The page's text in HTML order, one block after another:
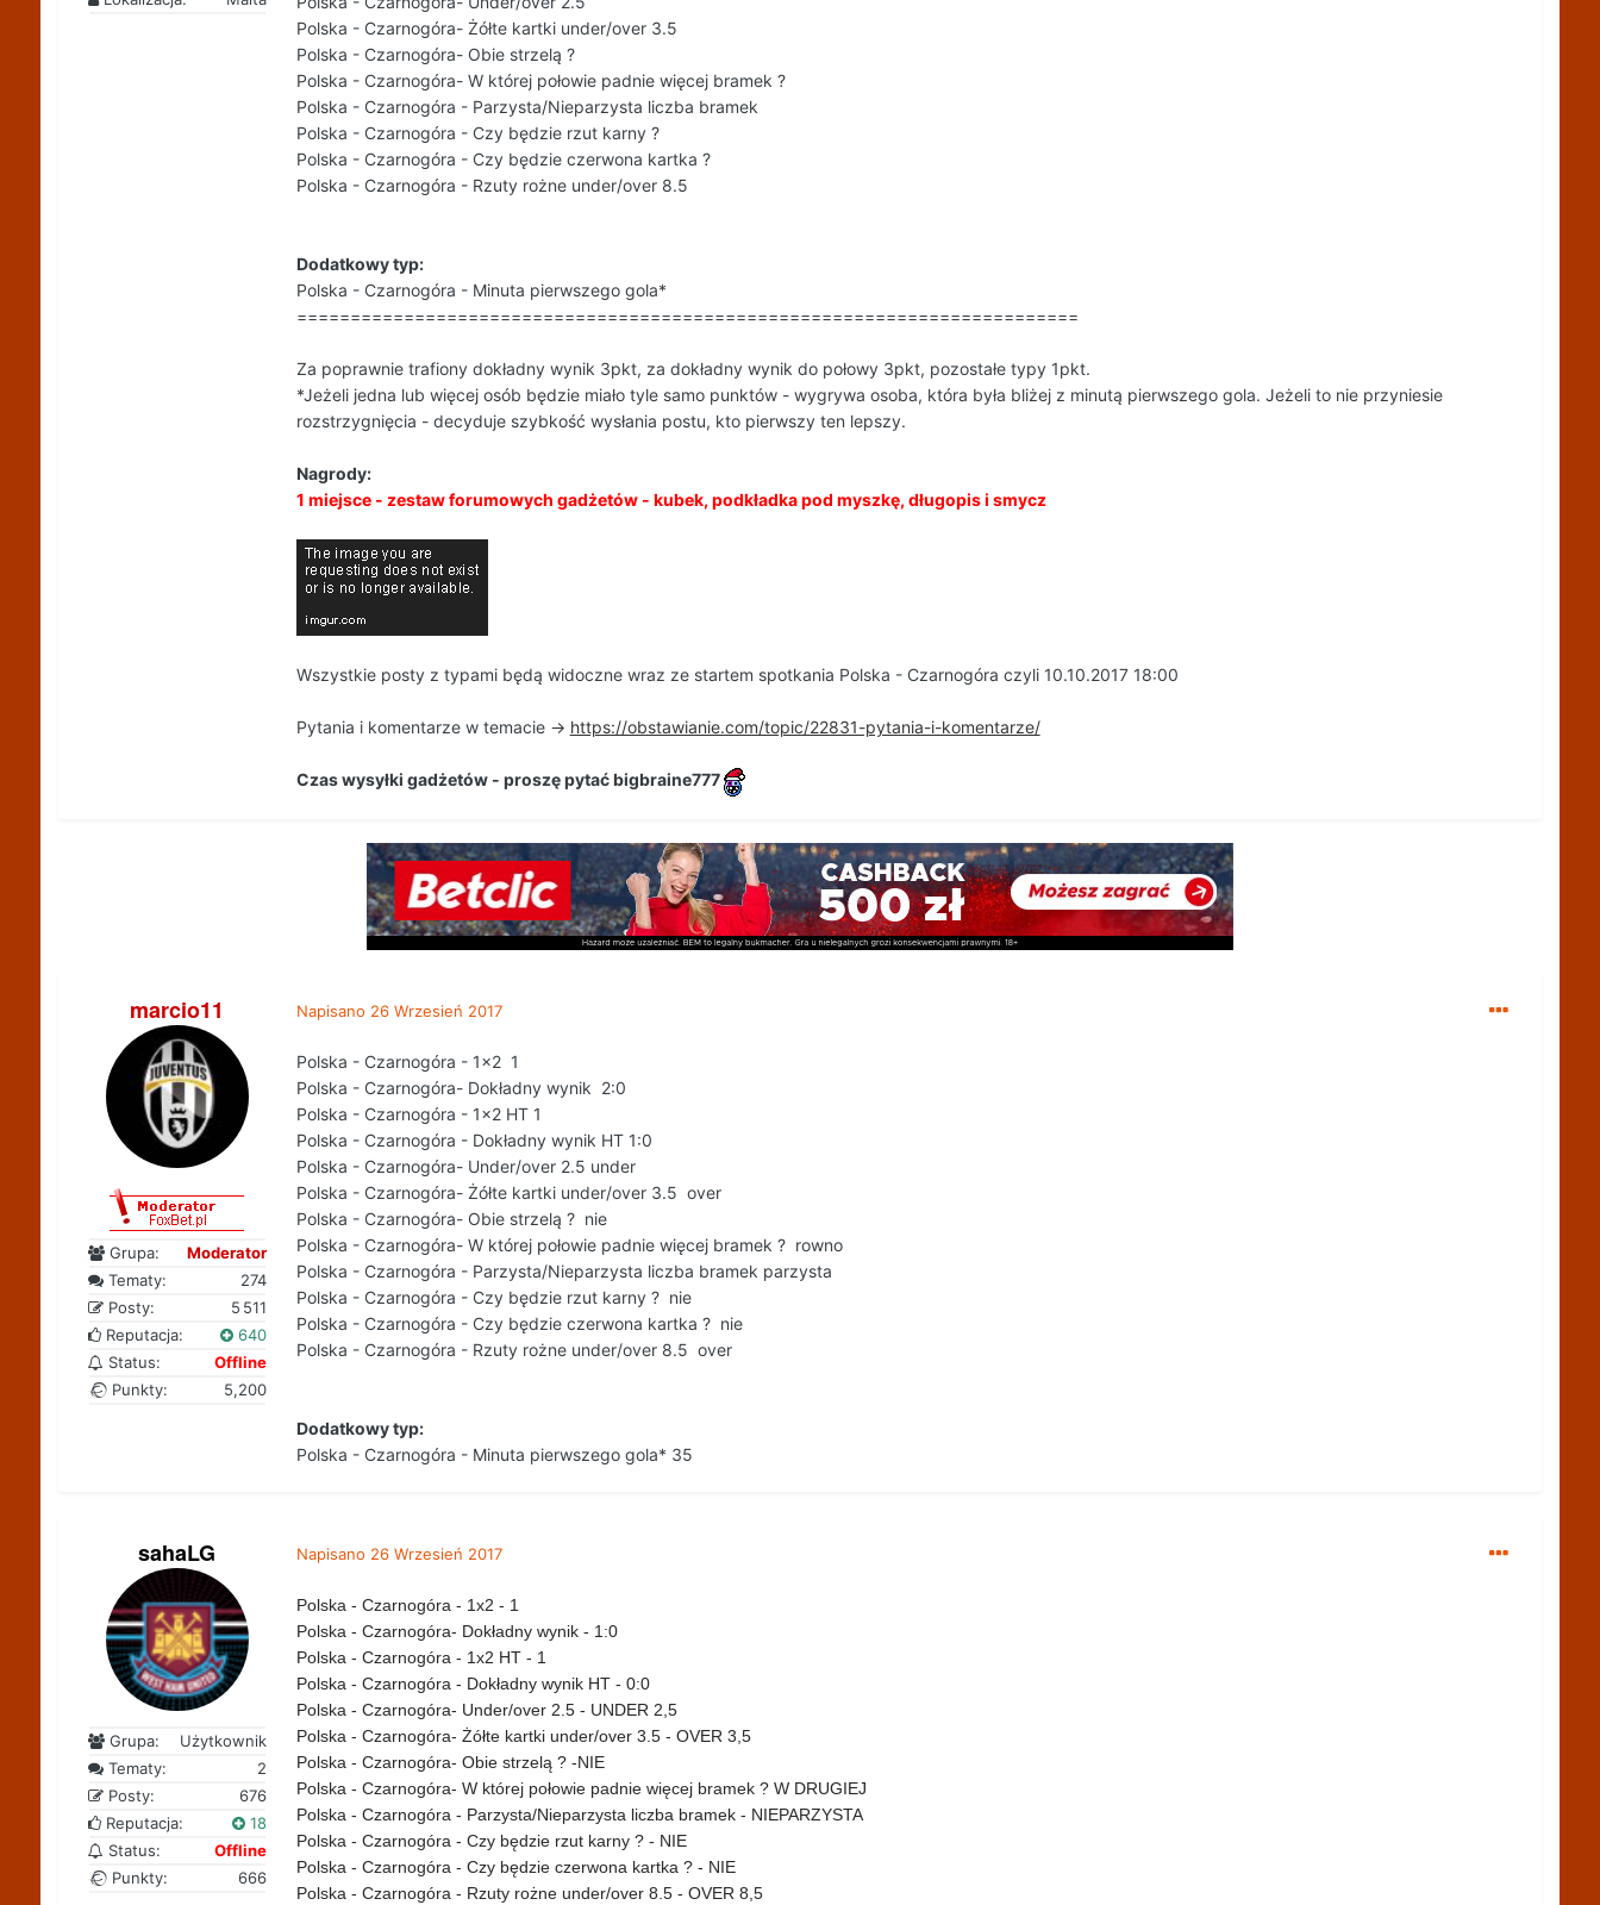
Polska - Czarnogóra- Żółte kartki under/over 3.5
Polska - Czarnogóra- Obie strzelą ?
Polska - Czarnogóra- W której połowie padnie więcej bramek ?
Polska - Czarnogóra - Parzysta/Nieparzysta liczba bramek
Polska - Czarnogóra - Czy będzie rzut karny ?
Polska - Czarnogóra - Czy będzie czerwona kartka ?
Polska - Czarnogóra - Rzuty rożne under/over 8.5
Dodatkowy typ:
Polska - Czarnogóra - Minuta pierwszego gola*
=========================================================================
Za poprawnie trafiony dokładny wynik 3pkt, za dokładny wynik do połowy 3pkt, pozostałe typy 1pkt.
*Jeżeli jedna lub więcej osób będzie miało tyle samo punktów - wygrywa osoba, która była bliżej z minutą pierwszego gola. Jeżeli to nie przyniesie
rozstrzygnięcia - decyduje szybkość wysłania postu, kto pierwszy ten lepszy.
Nagrody:
1 miejsce - zestaw forumowych gadżetów - kubek, podkładka pod myszkę, długopis i smycz
Wszystkie posty z typami będą widoczne wraz ze startem spotkania Polska - Czarnogóra czyli 10.10.2017 18:00
Pytania i komentarze w temacie -> https://obstawianie.com/topic/22831-pytania-i-komentarze/
Czas wysyłki gadżetów - proszę pytać bigbraine777
marcio11
Grupa:
Moderator
Tematy:
274
Posty:
5 511
Reputacja:
640
Status:
Offline
Punkty:
5,200
Napisano 26 Wrzesień 2017
Polska - Czarnogóra - 1x2 1
Polska - Czarnogóra- Dokładny wynik 2:0
Polska - Czarnogóra - 1x2 HT 1
Polska - Czarnogóra - Dokładny wynik HT 1:0
Polska - Czarnogóra- Under/over 2.5 under
Polska - Czarnogóra- Żółte kartki under/over 3.5 over
Polska - Czarnogóra- Obie strzelą ? nie
Polska - Czarnogóra- W której połowie padnie więcej bramek ? rowno
Polska - Czarnogóra - Parzysta/Nieparzysta liczba bramek parzysta
Polska - Czarnogóra - Czy będzie rzut karny ? nie
Polska - Czarnogóra - Czy będzie czerwona kartka ? nie
Polska - Czarnogóra - Rzuty rożne under/over 8.5 over
Dodatkowy typ:
Polska - Czarnogóra - Minuta pierwszego gola* 35
sahaLG
Grupa:
Użytkownik
Tematy:
2
Posty:
676
Reputacja:
18
Status:
Offline
Punkty:
666
Napisano 26 Wrzesień 2017
Polska - Czarnogóra - 1x2 - 1
Polska - Czarnogóra- Dokładny wynik - 1:0
Polska - Czarnogóra - 1x2 HT - 1
Polska - Czarnogóra - Dokładny wynik HT - 0:0
Polska - Czarnogóra- Under/over 2.5 - UNDER 2,5
Polska - Czarnogóra- Żółte kartki under/over 3.5 - OVER 3,5
Polska - Czarnogóra- Obie strzelą ? -NIE
Polska - Czarnogóra- W której połowie padnie więcej bramek ? W DRUGIEJ
Polska - Czarnogóra - Parzysta/Nieparzysta liczba bramek - NIEPARZYSTA
Polska - Czarnogóra - Czy będzie rzut karny ? - NIE
Polska - Czarnogóra - Czy będzie czerwona kartka ? - NIE
Polska - Czarnogóra - Rzuty rożne under/over 8.5 - OVER 8,5